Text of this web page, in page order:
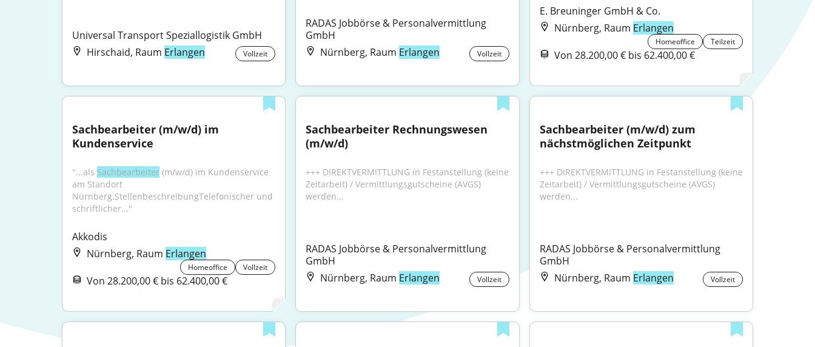
Universal Transport Speziallogistik GmbH
Hirschaid, Raum Erlangen Vollzeit
RADAS Jobbörse & Personalvermittlung
GmbH
Nürnberg, Raum Erlangen Vollzeit
E. Breuninger GmbH & Co.
Nürnberg, Raum Erlangen
Homeoffice Teilzeit
Von 28.200,00 € bis 62.400,00 €
Sachbearbeiter (m/w/d) im
Kundenservice
"...als Sachbearbeiter (m/w/d) im Kundenservice
am Standort
Nürnberg.StellenbeschreibungTelefonischer und
schriftlicher..."
Akkodis
Nürnberg, Raum Erlangen
Homeoffice Vollzeit
Von 28.200,00 € bis 62.400,00 €
Sachbearbeiter Rechnungswesen
(m/w/d)
+++ DIREKTVERMITTLUNG in Festanstellung (keine
Zeitarbeit) / Vermittlungsgutscheine (AVGS)
werden...
RADAS Jobbörse & Personalvermittlung
GmbH
Nürnberg, Raum Erlangen Vollzeit
Sachbearbeiter (m/w/d) zum
nächstmöglichen Zeitpunkt
+++ DIREKTVERMITTLUNG in Festanstellung (keine
Zeitarbeit) / Vermittlungsgutscheine (AVGS)
werden...
RADAS Jobbörse & Personalvermittlung
GmbH
Nürnberg, Raum Erlangen Vollzeit